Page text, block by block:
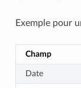
Exemple pour
Champ
Date